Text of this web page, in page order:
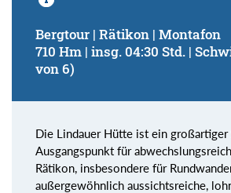
Bergtour | Rätikon | Montafon
710 Hm | insg. 04:30 Std. |
von 6)
Die Lindauer Hütte ist ein großartiger
Ausgangspunkt für
Rätikon, insbesondere für
außergewöhnlich aussichtsreiche,